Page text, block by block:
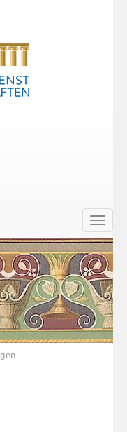
Toggle